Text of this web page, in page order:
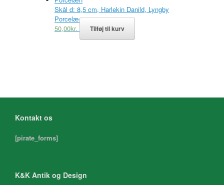
Skål d: 8,5 cm, Harlekin Danild, Lyngby
Porcelæn
50,00kr. Tilføj til kurv
Kontakt os
[pirate_forms]
K&K Antik og Design